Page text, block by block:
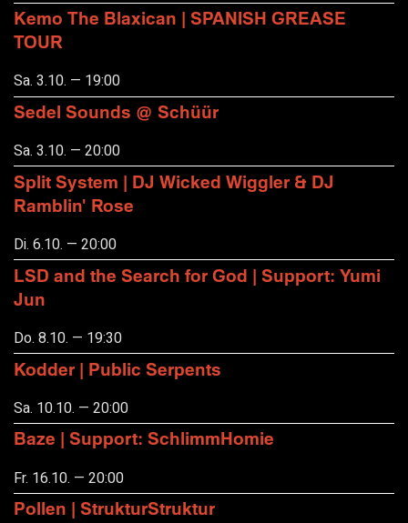
Kemo The Blaxican | SPANISH GREASE
TOUR
Sa. 3.10. — 19:00
Sedel Sounds @ Schüür
Sa. 3.10. — 20:00
Split System | DJ Wicked Wiggler & DJ
Ramblin' Rose
Di. 6.10. — 20:00
LSD and the Search for God | Support: Yumi
Jun
Do. 8.10. — 19:30
Kodder | Public Serpents
Sa. 10.10. — 20:00
Baze | Support: SchlimmHomie
Fr. 16.10. — 20:00
Pollen | StrukturStruktur